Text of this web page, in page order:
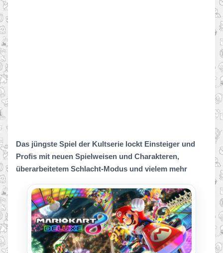
Das jüngste Spiel der Kultserie lockt Einsteiger und
Profis mit neuen Spielweisen und Charakteren,
überarbeitetem Schlacht-Modus und vielem mehr